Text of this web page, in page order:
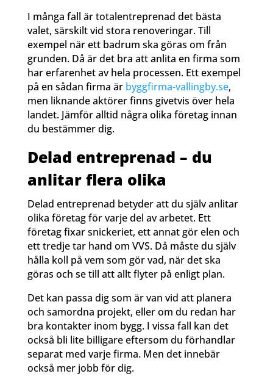
I många fall är totalentreprenad det bästa
valet, särskilt vid stora renoveringar. Till
exempel när ett badrum ska göras om från
grunden. Då är det bra att anlita en firma som
har erfarenhet av hela processen. Ett exempel
på en sådan firma är byggfirma-vallingby.se,
men liknande aktörer finns givetvis över hela
landet. Jämför alltid några olika företag innan
du bestämmer dig.
Delad entreprenad – du
anlitar flera olika
Delad entreprenad betyder att du själv anlitar
olika företag för varje del av arbetet. Ett
företag fixar snickeriet, ett annat gör elen och
ett tredje tar hand om VVS. Då måste du själv
hålla koll på vem som gör vad, när det ska
göras och se till att allt flyter på enligt plan.
Det kan passa dig som är van vid att planera
och samordna projekt, eller om du redan har
bra kontakter inom bygg. I vissa fall kan det
också bli lite billigare eftersom du förhandlar
separat med varje firma. Men det innebär
också mer jobb för dig.